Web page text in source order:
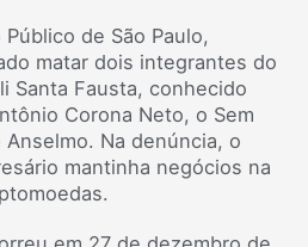
de São Paulo,
matar dois integrantes do
Santa Fausta, conhecido
Corona Neto, o Sem
Na denúncia, o
mantinha negócios na